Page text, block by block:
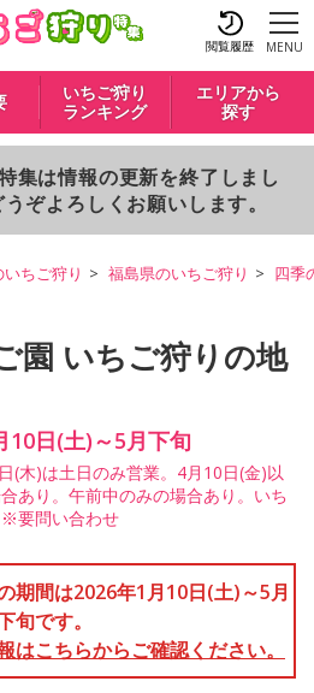
閲覧履歴 MENU
いちご狩り
ランキング
エリアから
探す
集は情報の更新を終了しまし
ぞよろしくお願いします。
ちご狩り 福島県のいちご狩り 四季
園 いちご狩りの地
10日(土)～5月下旬
(木)は土日のみ営業。4月10日(金)以
あり。午前中のみの場合あり。いち
※要問い合わせ
期間は2026年1月10日(土)～5月
旬です。
はこちらからご確認ください。